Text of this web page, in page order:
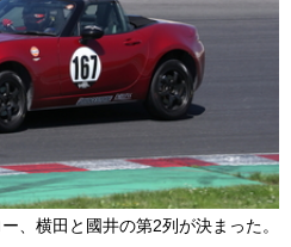
、横田と國井の第2列が決まった。